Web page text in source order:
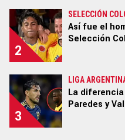
BRASIL | COLOMBIA
ECUADOR | CHILE
STAFF | CONTACTO
Futbolcentroamerica
2
SELECCIÓN
Así fue el
Selección
3
LIGA
La
Paredes y